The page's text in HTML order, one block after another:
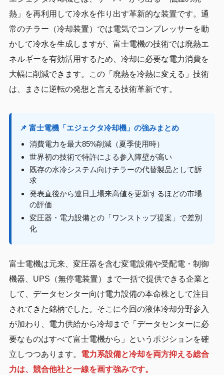
熱」を再利用して冷水を作り出す革新的な装置です。通
常のチラー（冷却装置）では電気でコンプレッサーを動
かして冷水を生成しますが、富士電機の技術では廃熱エ
ネルギーを有効活用するため、冷却に必要な電力消費を
大幅に削減できます。この「廃熱を冷熱に変える」技術
は、まさに逆転の発想と言える技術革新です。
📌 富士電機「エジェクタ冷却機」の強みまとめ
消費電力を最大85%削減（夏季使用時）
世界初の技術で特許による参入障壁が高い
既存の水冷システム向けチラーの代替製品として訴
求
発表直後から連日上場来高値を更新するほどの市場
の評価
変圧器・電力設備との「ワンストップ提案」で差別
化
富士電機は元来、変圧器を含む変電設備や受配電・制御
機器、UPS（無停電装置）まで一括で提供できる企業と
して、データセンター向け電力設備の本命株として注目
されてきた銘柄でした。そこに今回の液体冷却分野参入
が加わり、電力供給から冷却まで「データセンターに必
要なものはすべて富士電機から」というポジションを確
立しつつあります。 電力系設備と冷却を両方抑える総合
力は、競合他社と一線を画す強みです。